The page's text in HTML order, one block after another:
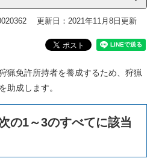
更新日：2021年11月8日更新
猟免許所持者を養成するため、狩猟
助成します。
の1～3のすべてに該当